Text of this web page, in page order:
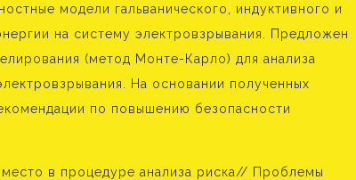
модели гальванического, индуктивного и
на систему электровзрывания. Предложен
(метод Монте-Карло) для анализа
На основании полученных
по повышению безопасности
в процедуре анализа риска// Проблемы